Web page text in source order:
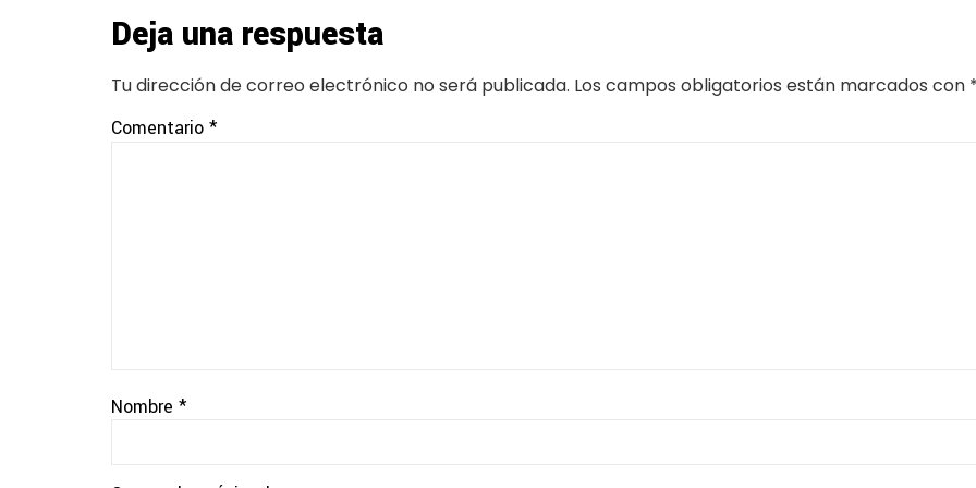
Deja una respuesta
Tu dirección de correo electrónico no será publicada. Los campos obligatorios están marcados con
Comentario *
Nombre *